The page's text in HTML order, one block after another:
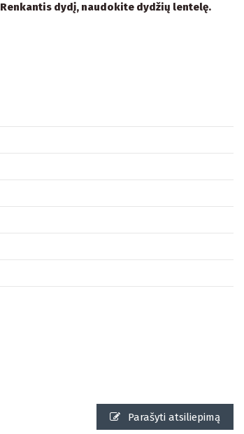
Renkantis dydį, naudokite dydžių lentelę.
Parašyti atsiliepimą